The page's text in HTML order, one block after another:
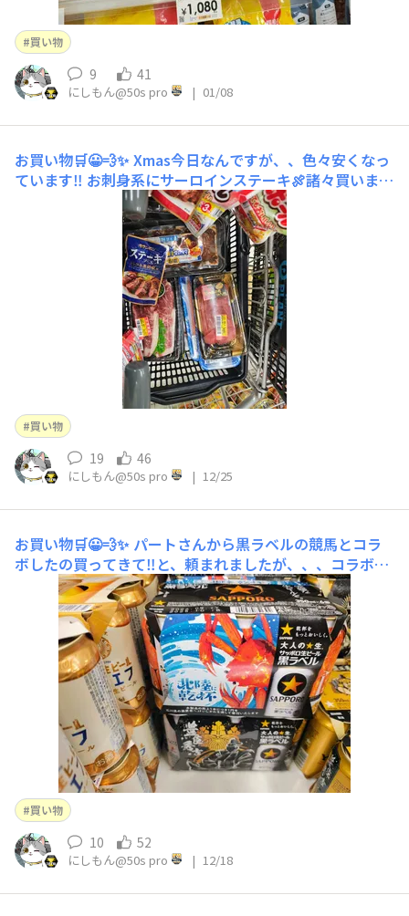
買い物
9 41
にしもん@50s pro | 01/08
お買い物🛒😀💨✨Xmas今日なんですが、、色々安くなっ
ています‼️ お刺身系にサーロインステーキ🍖諸々買いまし
た😀👍大体30%オフ💥😀✨かなりの客数😀💦写真撮る暇
が💦お菓子コーナーは比較的空いてましました👍ホームセ
ンターにも寄って3男のプレゼントという言い訳しながら
買いました😀✨性能やいかに❓️
買い物
19 46
にしもん@50s pro | 12/25
お買い物🛒😀💨✨ パートさんから黒ラベルの競馬とコラ
ボしたの買ってきて‼️と、頼まれましたが、、、コラボ
が、これ以外に駅伝があるくらいで探せなかったです💥
😱⁉️ 中身入りで欲しかったのだろうか😀💦🍺 水をローリ
ングストック😀👍目新しいのをゲット😀🍺お菓子はこの
辺りで🛒😀💦14億ですよ‼️奥さん😀🍺
買い物
10 52
にしもん@50s pro | 12/18